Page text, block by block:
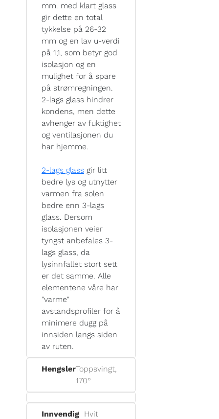
mm. med klart glass
gir dette en total
tykkelse på 26-32
mm og en lav u-verdi
på 1,1, som betyr god
isolasjon og en
mulighet for å spare
på strømregningen.
2-lags glass hindrer
kondens, men dette
avhenger av fuktighet
og ventilasjonen du
har hjemme.
2-lags glass gir litt
bedre lys og utnytter
varmen fra solen
bedre enn 3-lags
glass. Dersom
isolasjonen veier
tyngst anbefales 3-
lags glass, da
lysinnfallet stort sett
er det samme. Alle
elementene våre har
"varme"
avstandsprofiler for å
minimere dugg på
innsiden langs siden
av ruten.
HengslerToppsvingt,
170°
Innvendig Hvit